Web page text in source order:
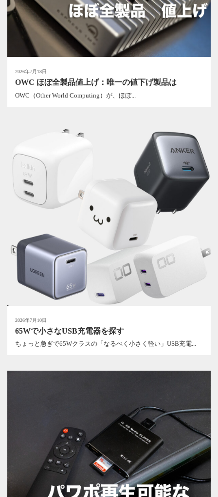
2026年7月18日
OWC ほぼ全製品値上げ：唯一の値下げ製品は
OWC（Other World Computing）が、ほぼ...
2026年7月10日
65Wで小さなUSB充電器を探す
ちょっと急ぎで65Wクラスの「なるべく小さく軽い」USB充電...